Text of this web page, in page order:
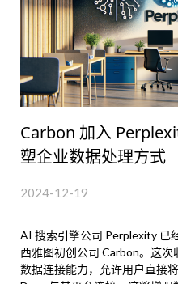
Carbon 加入
塑企业数据处理方式
2024-12-19
AI 搜索引擎公司 Perplexity 已
西雅图初创公司 Carbon。这
数据连接能力，允许用户直接